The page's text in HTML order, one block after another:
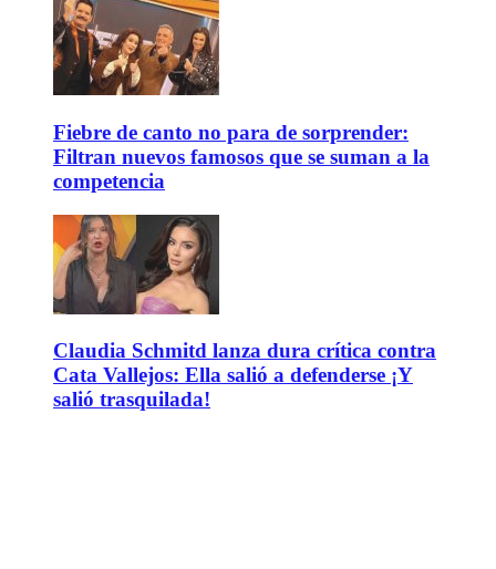
Fiebre de canto no para de sorprender:
Filtran nuevos famosos que se suman a la
competencia
Claudia Schmitd lanza dura crítica contra
Cata Vallejos: Ella salió a defenderse ¡Y
salió trasquilada!